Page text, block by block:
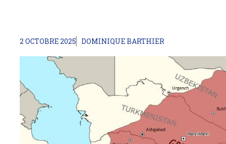
2 OCTOBRE 2025 DOMINIQUE BARTHIER